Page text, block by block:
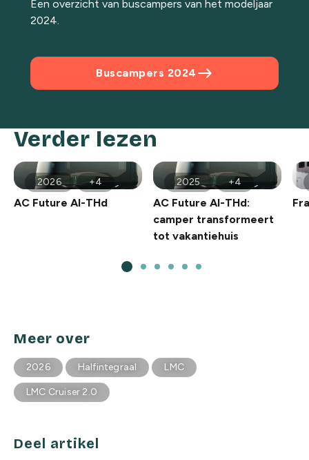
Een overzicht van buscampers van het modeljaar
2024.
east
Buscampers 2024
Verder lezen
2026 +4
AC Future AI-THd
2025 +4
AC Future AI-THd:
camper transformeert
tot vakantiehuis
Meer over
2026 Halfintegraal LMC
LMC Cruiser 2.0
Deel artikel